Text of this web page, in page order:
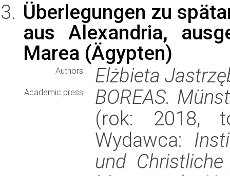
Überlegungen zu
aus Alexandria,
Marea (Ägypten)
Authors: Elżbieta
Academic press:
BOREAS.
(rok: 2018,
Wydawca:
und